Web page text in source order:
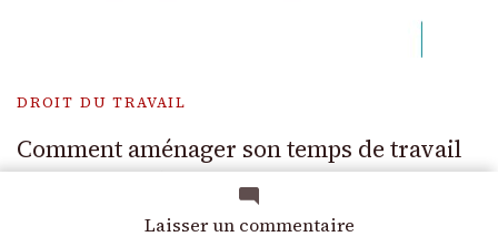
Laisser un commentairesur
DROIT DU TRAVAIL
Comment aménager son temps de travail
en tant qu’aidant familial en 2026 ?